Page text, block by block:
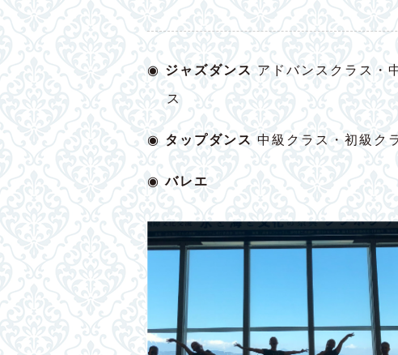
◉ ジャズダンスアドバンスクラス・
ス
◉ タップダンス 中級クラス・初級ク
◉バレエ